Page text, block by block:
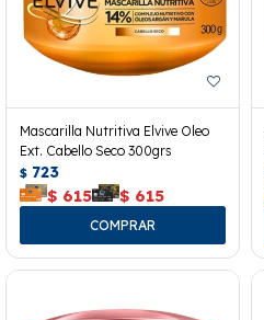
Mascarilla Nutritiva Elvive Oleo
Ext. Cabello Seco 300grs
$ 723
$ 615 $ 615